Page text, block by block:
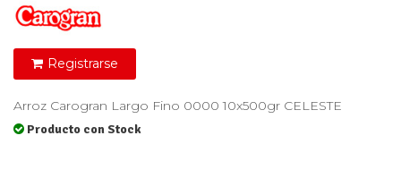
Registrarse
Arroz Carogran Largo Fino 0000 10x500gr CELESTE
Producto con Stock